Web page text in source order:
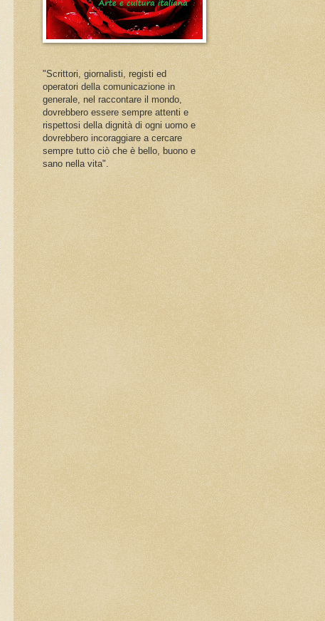
"Scrittori, giornalisti, registi ed
operatori della comunicazione in
generale, nel raccontare il mondo,
dovrebbero essere sempre attenti e
rispettosi della dignità di ogni uomo e
dovrebbero incoraggiare a cercare
sempre tutto ciò che è bello, buono e
sano nella vita".